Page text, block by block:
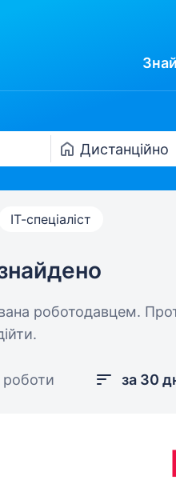
ІТ-спеціаліст
роботодавцем.
роботи за 30